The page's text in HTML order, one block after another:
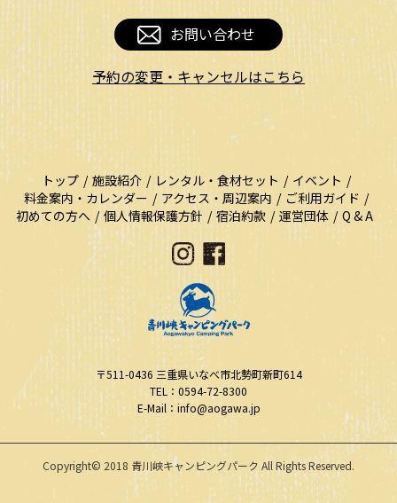
お問い合わせ
予約の変更・キャンセルはこちら
トップ 施設紹介 レンタル・食材セット
イベント
料金案内・カレンダー
アクセス・周辺案内
ご利用ガイド
初めての方へ
個人情報保護方針 宿泊約款 運営団体 Q & A
〒511-0436三重県いなべ市北勢町新町614
TEL：0594-72-8300
E-Mail：info@aogawa.jp
Copyright© 2018 青川峡キャンピングパーク All Rights Reserved.